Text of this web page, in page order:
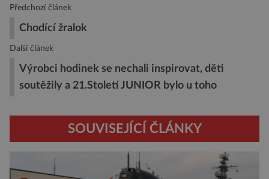
Předchozí článek
Chodící žralok
Další článek
Výrobci hodinek se nechali inspirovat, děti
soutěžily a 21.Století JUNIOR bylo u toho
SOUVISEJÍCÍ ČLÁNKY